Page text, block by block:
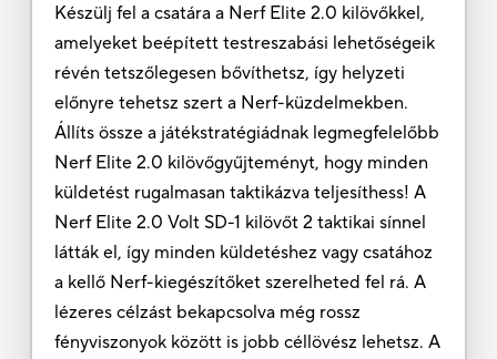
Készülj fel a csatára a Nerf Elite 2.0 kilövőkkel,
amelyeket beépített testreszabási lehetőségeik
révén tetszőlegesen bővíthetsz, így helyzeti
előnyre tehetsz szert a Nerf-küzdelmekben.
Állíts össze a játékstratégiádnak legmegfelelőbb
Nerf Elite 2.0 kilövőgyűjteményt, hogy minden
küldetést rugalmasan taktikázva teljesíthess! A
Nerf Elite 2.0 Volt SD-1 kilövőt 2 taktikai sínnel
látták el, így minden küldetéshez vagy csatához
a kellő Nerf-kiegészítőket szerelheted fel rá. A
lézeres célzást bekapcsolva még rossz
fényviszonyok között is jobb céllövész lehetsz. A